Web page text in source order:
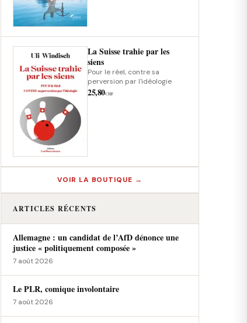
La Suisse trahie par les
siens
Pour le réel, contre sa
perversion par l'idéologie
25,80CHF
VOIR LA BOUTIQUE →
ARTICLES RÉCENTS
Allemagne : un candidat de l’AfD dénonce une
justice « politiquement composée »
7 août 2026
Le PLR, comique involontaire
7 août 2026